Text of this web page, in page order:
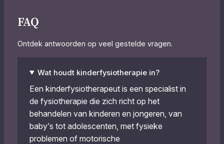
FAQ
Ontdek antwoorden op veel gestelde vragen.
Wat houdt kinderfysiotherapie in?
Een kinderfysiotherapeut is een specialist in
de fysiotherapie die zich richt op het
behandelen van kinderen en jongeren, van
baby’s tot adolescenten, met fysieke
problemen of motorische